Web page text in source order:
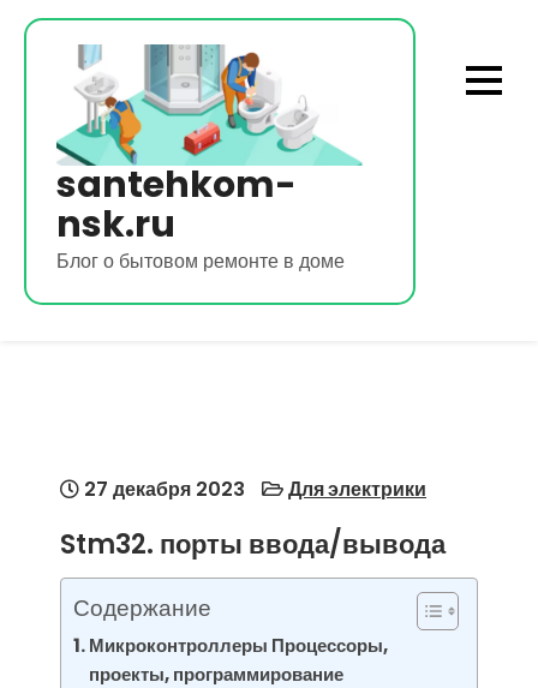
Перейти
содержимому
santehkom-
nsk.ru
Блог о бытовом ремонте в доме
27 декабря 2023 Для электрики
Stm32. порты ввода/вывода
Содержание
Микроконтроллеры Процессоры,
проекты, программирование